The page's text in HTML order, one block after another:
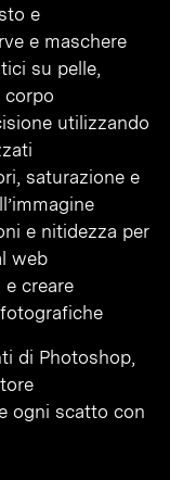
e
e maschere
su pelle,
corpo
utilizzando
saturazione e
e nitidezza per
web
creare
di Photoshop,
ogni scatto con